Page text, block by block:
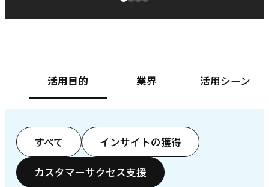
活用目的 業界 活用シーン
すべて インサイトの獲得
カスタマーサクセス支援